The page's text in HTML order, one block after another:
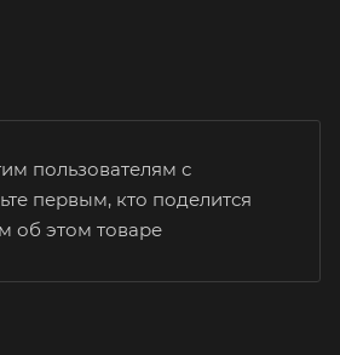
пользователям с
первым, кто поделится
об этом товаре